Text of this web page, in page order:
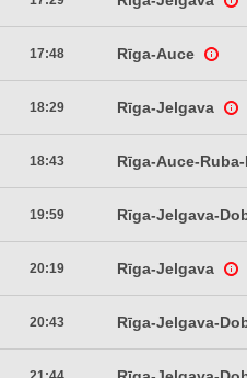
17:48 Rīga-Auce
18:29 Rīga-Jelgava
18:43 Rīga-Auce-Ruba-
19:59 Rīga-Jelgava-
20:19 Rīga-Jelgava
20:43 Rīga-Jelgava-